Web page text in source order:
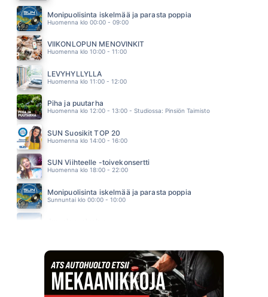
ANNA ABREU
12.25
JANNA
12.18
AKI SAMULI
12.09
Monipuolisinta iskelmää ja parasta poppia
Huomenna klo 00:00 - 09:00
VIIKONLOPUN MENOVINKIT
Huomenna klo 10:00 - 11:00
LEVYHYLLYLLÄ
Huomenna klo 11:00 - 12:00
Piha ja puutarha
Huomenna klo 12:00 - 13:00 - Studiossa: Pinsiön Taimisto
SUN Suosikit TOP 20
Huomenna klo 14:00 - 16:00
SUN Viihteelle -toivekonsertti
Huomenna klo 18:00 - 22:00
Monipuolisinta iskelmää ja parasta poppia
Sunnuntai klo 00:00 - 10:00